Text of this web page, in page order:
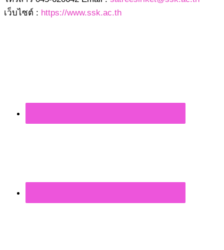
เว็บไซต์ : https://www.ssk.ac.th